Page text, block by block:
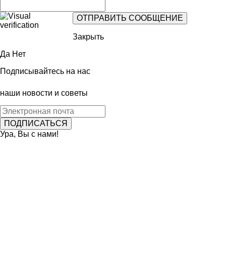
Закрыть
Да Нет
Подписывайтесь на нас
наши новости и советы
Ура, Вы с нами!